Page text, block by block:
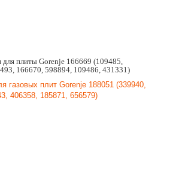
для плиты Gorenje 166669 (109485,
166670, 598894, 109486, 431331)